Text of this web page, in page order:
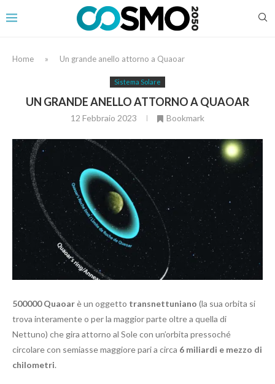
Home » Un grande anello attorno a Quaoar
Sistema Solare
UN GRANDE ANELLO ATTORNO A QUAOAR
12 Febbraio 2023 Bookmark
500000 Quaoarè un oggetto transnettuniano (la sua orbita si
trova interamente o per la maggior parte oltre a quella di
Nettuno) che gira attorno al Sole con un’orbita pressoché
circolare con semiasse maggiore pari a circa 6 miliardi e mezzo di
chilometri.